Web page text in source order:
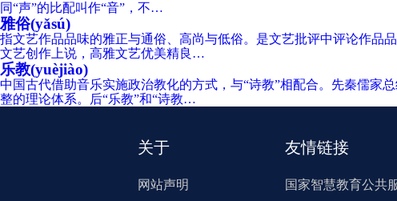
同“声”的比配叫作“音”，不…
雅俗(yǎsú)
指文艺作品品味的雅正与通俗、高尚与低俗。是文艺批评中评论作品
文艺创作上说，高雅文艺优美精良…
乐教(yuèjiào)
中国古代借助音乐实施政治教化的方式，与“诗教”相配合。先秦儒家
整的理论体系。后“乐教”和“诗教…
关于
网站声明
友情链接
国家智慧教育公共